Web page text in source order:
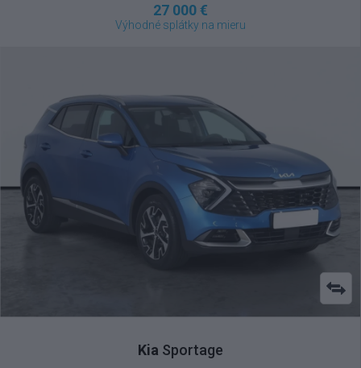
27 000 €
Výhodné splátky na mieru
Kia Sportage